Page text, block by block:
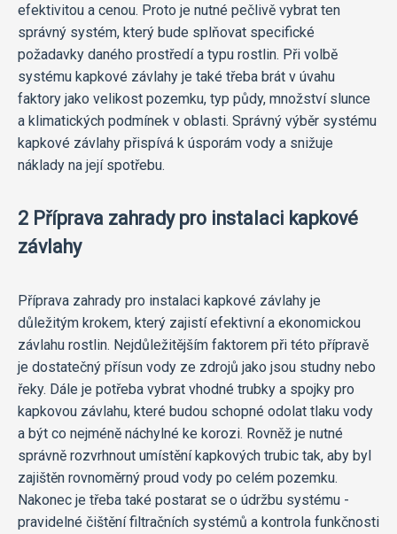
efektivitou a cenou. Proto je nutné pečlivě vybrat ten
správný systém, který bude splňovat specifické
požadavky daného prostředí a typu rostlin. Při volbě
systému kapkové závlahy je také třeba brát v úvahu
faktory jako velikost pozemku, typ půdy, množství slunce
a klimatických podmínek v oblasti. Správný výběr systému
kapkové závlahy přispívá k úsporám vody a snižuje
náklady na její spotřebu.
2 Příprava zahrady pro instalaci kapkové
závlahy
Příprava zahrady pro instalaci kapkové závlahy je
důležitým krokem, který zajistí efektivní a ekonomickou
závlahu rostlin. Nejdůležitějším faktorem při této přípravě
je dostatečný přísun vody ze zdrojů jako jsou studny nebo
řeky. Dále je potřeba vybrat vhodné trubky a spojky pro
kapkovou závlahu, které budou schopné odolat tlaku vody
a být co nejméně náchylné ke korozi. Rovněž je nutné
správně rozvrhnout umístění kapkových trubic tak, aby byl
zajištěn rovnoměrný proud vody po celém pozemku.
Nakonec je třeba také postarat se o údržbu systému -
pravidelné čištění filtračních systémů a kontrola funkčnosti